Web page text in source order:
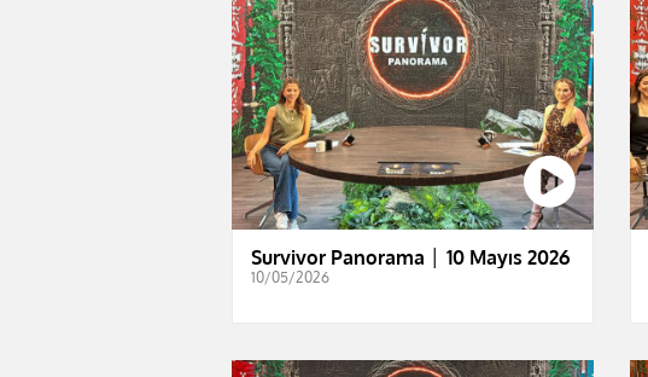
Survivor Panorama │ 10 Mayıs 2026
10/05/2026